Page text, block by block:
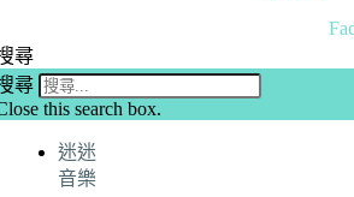
尋
尋
this search box.
迷迷
音樂